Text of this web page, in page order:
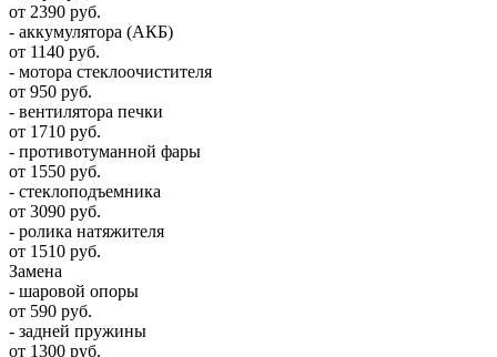
от 2390 руб.
- аккумулятора (АКБ)
от 1140 руб.
- мотора стеклоочистителя
от 950 руб.
- вентилятора печки
от 1710 руб.
- противотуманной фары
от 1550 руб.
- стеклоподъемника
от 3090 руб.
- ролика натяжителя
от 1510 руб.
Замена
- шаровой опоры
от 590 руб.
- задней пружины
от 1300 руб.